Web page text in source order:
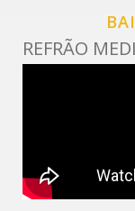
REFRÃO